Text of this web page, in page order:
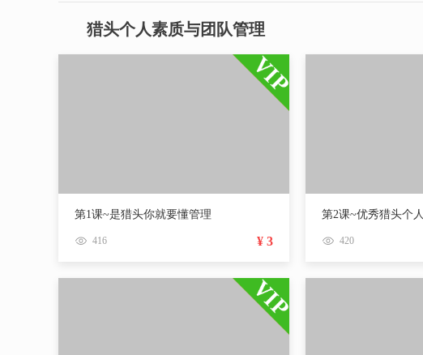
猎头个人素质与团队管理
第1课~是猎头你就要懂管理
416 ¥ 3 420